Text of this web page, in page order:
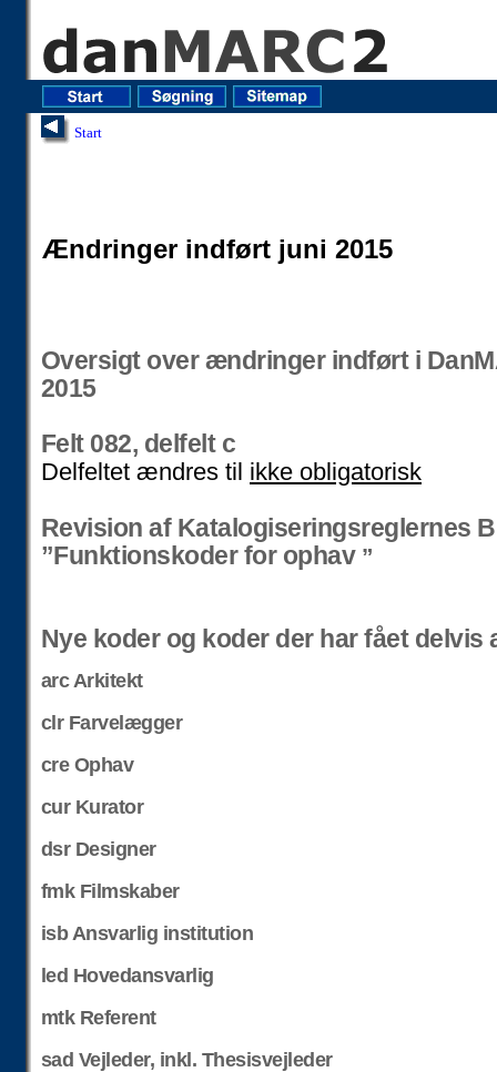
Start
Ændringer indført juni 2015
Oversigt over ændringer indført i
2015
Felt 082, delfelt c
Delfeltet ændres til ikke obligatorisk
Revision af Katalogiseringsreglernes
”Funktionskoder for ophav”
Nye koder og koder der har fået
arc Arkitekt
clr Farvelægger
cre Ophav
cur Kurator
dsr Designer
fmk Filmskaber
isb Ansvarlig institution
led Hovedansvarlig
mtk Referent
sad Vejleder, inkl. Thesisvejleder